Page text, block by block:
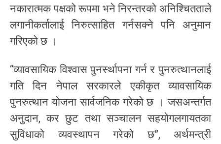
नकारात्मक पक्षको रूपमा भने निरन्तरको अनिश्चितताले
लगानीकर्तालाई निरुत्साहित गर्नसक्ने पनि अनुमान
गरिएको छ ।
“व्यावसायिक विश्वास पुनर्स्थापना गर्न र पुनरुत्थानलाई
गति दिन नेपाल सरकारले एकीकृत व्यावसायिक
पुनरुत्थान योजना सार्वजनिक गरेको छ । जसअन्तर्गत
अनुदान, कर छुट तथा सञ्चालन सहयोगलगायतका
सुविधाको व्यवस्थापन गरेको छ”, अर्थमन्त्री